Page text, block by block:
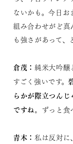
ないかも。今日お
組み合わせがど真
も強さがあって、
倉茂： 純米大吟醸
すごく強いです。
らかが際立つん
ですね。
ずっと食
青木： 私は反対に